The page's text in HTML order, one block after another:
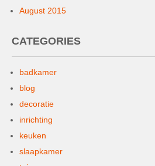
August 2015
CATEGORIES
badkamer
blog
decoratie
inrichting
keuken
slaapkamer